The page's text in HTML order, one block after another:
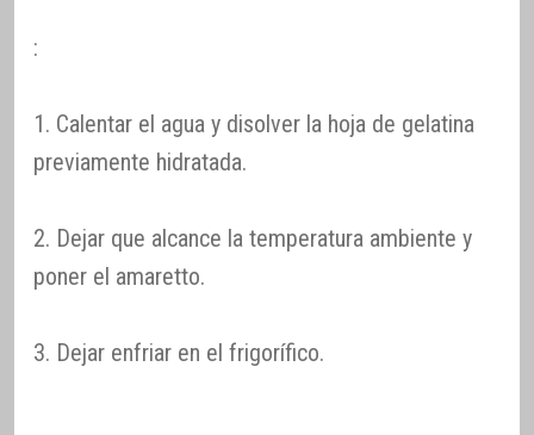
:
1. Calentar el agua y disolver la hoja de gelatina
previamente hidratada.
2. Dejar que alcance la temperatura ambiente y
poner el amaretto.
3. Dejar enfriar en el frigorífico.